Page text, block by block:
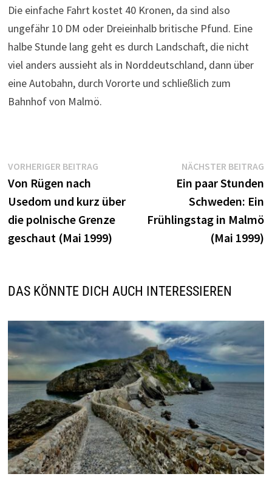
Die einfache Fahrt kostet 40 Kronen, da sind also
ungefähr 10 DM oder Dreieinhalb britische Pfund. Eine
halbe Stunde lang geht es durch Landschaft, die nicht
viel anders aussieht als in Norddeutschland, dann über
eine Autobahn, durch Vororte und schließlich zum
Bahnhof von Malmö.
Beitragsnavigation
VORHERIGER BEITRAGVorheriger
Von Rügen nach
Usedom und kurz über
die polnische Grenze
geschaut (Mai 1999)
NÄCHSTER BEITRAG
Ein paar Stunden
Schweden: Ein
Frühlingstag in Malmö
(Mai 1999)
DAS KÖNNTE DICH AUCH INTERESSIEREN